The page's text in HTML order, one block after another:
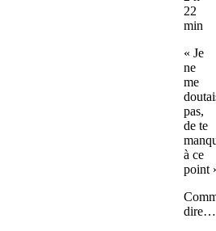
22
min
« Je
ne
me
pas,
de te
à ce
point